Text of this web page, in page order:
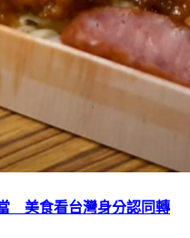
美食看台灣身分認同轉